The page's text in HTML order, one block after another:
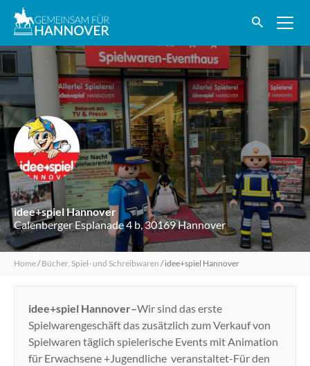
idee+spiel Hannover
Calenberger Esplanade 4 b, 30169 Hannover
Home/Bücher, Spiel- und Schreibwaren /idee+spiel Hannover
idee+spiel Hannover–Wir sind das erste
Spielwarengeschäft das zusätzlich zum Verkauf von
Spielwaren täglich spielerische Events mit Animation
für Erwachsene +Jugendliche veranstaltet-Für den